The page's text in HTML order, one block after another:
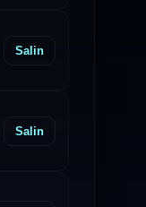
Salin
Salin